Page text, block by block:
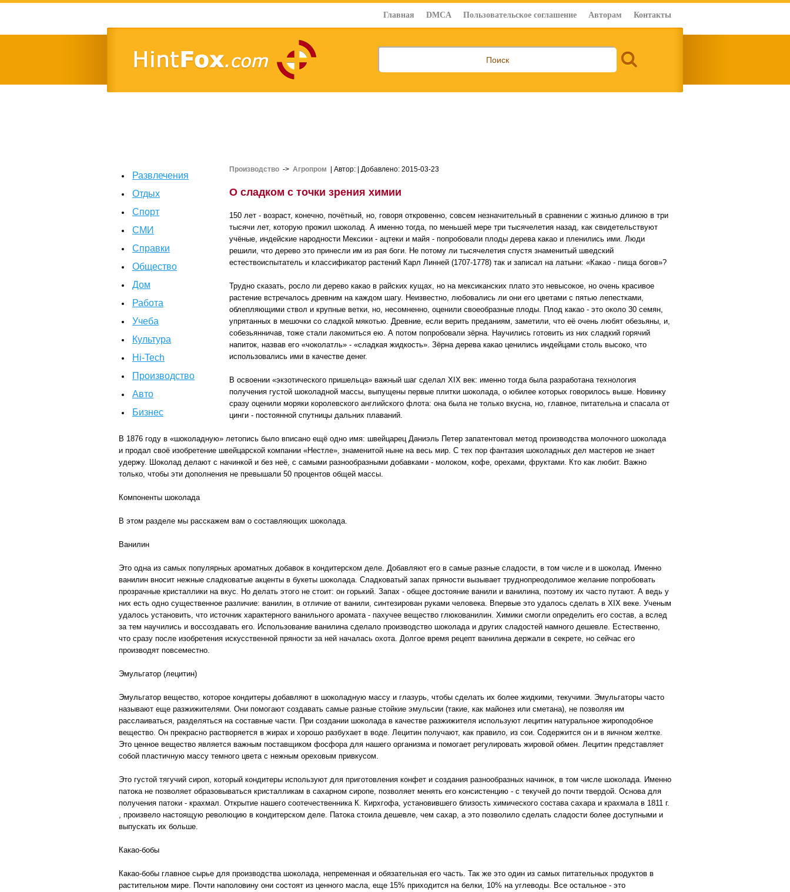
Главная DMCA Пользовательское соглашение Авторам Контакты
Развлечения
Отдых
Спорт
СМИ
Справки
Общество
Дом
Работа
Учеба
Культура
Hi-Tech
Производство
Авто
Бизнес
Производство -> Агропром | Автор: | Добавлено: 2015-03-23
О сладком с точки зрения химии
150 лет - возраст, конечно, почётный, но, говоря откровенно, совсем незначительный в сравнении с жизнью длиною в три
тысячи лет, которую прожил шоколад. А именно тогда, по меньшей мере три тысячелетия назад, как свидетельствуют
учёные, индейские народности Мексики - ацтеки и майя - попробовали плоды дерева какао и пленились ими. Люди
решили, что дерево это принесли им из рая боги. Не потому ли тысячелетия спустя знаменитый шведский
естествоиспытатель и классификатор растений Карл Линней (1707-1778) так и записал на латыни: «Какао - пища богов»?
Трудно сказать, росло ли дерево какао в райских кущах, но на мексиканских плато это невысокое, но очень красивое
растение встречалось древним на каждом шагу. Неизвестно, любовались ли они его цветами с пятью лепестками,
облепляющими ствол и крупные ветки, но, несомненно, оценили своеобразные плоды. Плод какао - это около 30 семян,
упрятанных в мешочки со сладкой мякотью. Древние, если верить преданиям, заметили, что её очень любят обезьяны, и,
собезьянничав, тоже стали лакомиться ею. А потом попробовали зёрна. Научились готовить из них сладкий горячий
напиток, назвав его «чоколатль» - «сладкая жидкость». Зёрна дерева какао ценились индейцами столь высоко, что
использовались ими в качестве денег.
В освоении «экзотического пришельца» важный шаг сделал XIX век: именно тогда была разработана технология
получения густой шоколадной массы, выпущены первые плитки шоколада, о юбилее которых говорилось выше. Новинку
сразу оценили моряки королевского английского флота: она была не только вкусна, но, главное, питательна и спасала от
цинги - постоянной спутницы дальних плаваний.
В 1876 году в «шоколадную» летопись было вписано ещё одно имя: швейцарец Даниэль Петер запатентовал метод производства молочного шоколада
и продал своё изобретение швейцарской компании «Нестле», знаменитой ныне на весь мир. С тех пор фантазия шоколадных дел мастеров не знает
удержу. Шоколад делают с начинкой и без неё, с самыми разнообразными добавками - молоком, кофе, орехами, фруктами. Кто как любит. Важно
только, чтобы эти дополнения не превышали 50 процентов общей массы.
Компоненты шоколада
В этом разделе мы расскажем вам о составляющих шоколада.
Ванилин
Это одна из самых популярных ароматных добавок в кондитерском деле. Добавляют его в самые разные сладости, в том числе и в шоколад. Именно
ванилин вносит нежные сладковатые акценты в букеты шоколада. Сладковатый запах пряности вызывает труднопреодолимое желание попробовать
прозрачные кристаллики на вкус. Но делать этого не стоит: он горький. Запах - общее достояние ванили и ванилина, поэтому их часто путают. А ведь у
них есть одно существенное различие: ванилин, в отличие от ванили, синтезирован руками человека. Впервые это удалось сделать в XIX веке. Ученым
удалось установить, что источник характерного ванильного аромата - пахучее вещество глюкованилин. Химики смогли определить его состав, а вслед
за тем научились и воссоздавать его. Использование ванилина сделало производство шоколада и других сладостей намного дешевле. Естественно,
что сразу после изобретения искусственной пряности за ней началась охота. Долгое время рецепт ванилина держали в секрете, но сейчас его
производят повсеместно.
Эмульгатор (лецитин)
Эмульгатор вещество, которое кондитеры добавляют в шоколадную массу и глазурь, чтобы сделать их более жидкими, текучими. Эмульгаторы часто
называют еще разжижителями. Они помогают создавать самые разные стойкие эмульсии (такие, как майонез или сметана), не позволяя им
расслаиваться, разделяться на составные части. При создании шоколада в качестве разжижителя используют лецитин натуральное жироподобное
вещество. Он прекрасно растворяется в жирах и хорошо разбухает в воде. Лецитин получают, как правило, из сои. Содержится он и в яичном желтке.
Это ценное вещество является важным поставщиком фосфора для нашего организма и помогает регулировать жировой обмен. Лецитин представляет
собой пластичную массу темного цвета с нежным ореховым привкусом.
Это густой тягучий сироп, который кондитеры используют для приготовления конфет и создания разнообразных начинок, в том числе шоколада. Именно
патока не позволяет образовываться кристалликам в сахарном сиропе, позволяет менять его консистенцию - с текучей до почти твердой. Основа для
получения патоки - крахмал. Открытие нашего соотечественника К. Кирхгофа, установившего близость химического состава сахара и крахмала в 1811 г.
, произвело настоящую революцию в кондитерском деле. Патока стоила дешевле, чем сахар, а это позволило сделать сладости более доступными и
выпускать их больше.
Какао-бобы
Какао-бобы главное сырье для производства шоколада, непременная и обязательная его часть. Так же это один из самых питательных продуктов в
растительном мире. Почти наполовину они состоят из ценного масла, еще 15% приходится на белки, 10% на углеводы. Все остальное - это